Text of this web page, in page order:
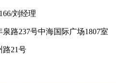
刘经理
237号中海国际广场1807室
21号